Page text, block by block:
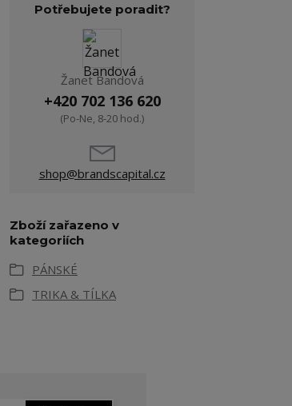
Potřebujete poradit?
Žanet Bandová
+420 702 136 620
(Po-Ne, 8-20 hod.)
shop@brandscapital.cz
Zboží zařazeno v
kategoriích
PÁNSKÉ
TRIKA & TÍLKA